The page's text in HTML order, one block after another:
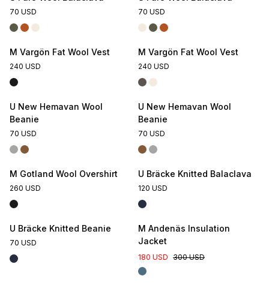
70 USD 70 USD
M Vargön Fat Wool Vest
240 USD
M Vargön Fat Wool Vest
240 USD
U New Hemavan Wool
Beanie
70 USD
U New Hemavan Wool
Beanie
70 USD
M Gotland Wool Overshirt
260 USD
U Bräcke Knitted Balaclava
120 USD
U Bräcke Knitted Beanie
70 USD
M Andenäs Insulation
Jacket
180 USD 300 USD